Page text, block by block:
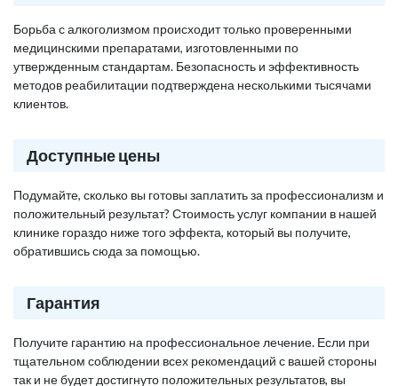
Борьба с алкоголизмом происходит только проверенными
медицинскими препаратами, изготовленными по
утвержденным стандартам. Безопасность и эффективность
методов реабилитации подтверждена несколькими тысячами
клиентов.
Доступные цены
Подумайте, сколько вы готовы заплатить за профессионализм и
положительный результат? Стоимость услуг компании в нашей
клинике гораздо ниже того эффекта, который вы получите,
обратившись сюда за помощью.
Гарантия
Получите гарантию на профессиональное лечение. Если при
тщательном соблюдении всех рекомендаций с вашей стороны
так и не будет достигнуто положительных результатов, вы